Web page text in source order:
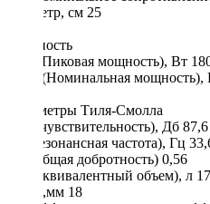
Диаметр, см 25
Мощность
Max (Пиковая мощность), Вт
RMS (Номинальная мощность),
Параметры Тиля-Смолла
SPL (чувствительность), Дб 87,6
FS (резонансная частота), Гц
Qts (общая добротность) 0,56
Vas (эквивалентный объем), л 17
Xmax,мм 18